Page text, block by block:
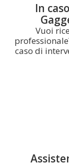
In
Vuoi
caso di